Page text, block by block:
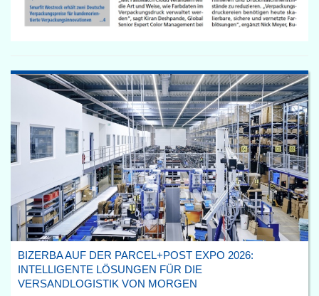
BIZERBA AUF DER PARCEL+POST EXPO 2026:
INTELLIGENTE LÖSUNGEN FÜR DIE
VERSANDLOGISTIK VON MORGEN